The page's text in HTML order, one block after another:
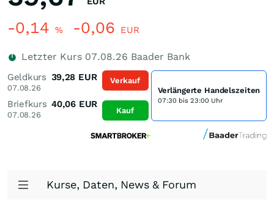
-0,14 % -0,06 EUR
Letzter Kurs 07.08.26 Baader Bank
Geldkurs
07.08.26
39,28 EUR
Briefkurs
07.08.26
40,06 EUR
Verkauf
Kauf
Verlängerte Handelszeiten
07:30 bis 23:00 Uhr
Kurse, Daten, News & Forum